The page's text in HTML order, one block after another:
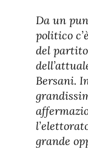
Da un
politico
del
Bersani.
grande